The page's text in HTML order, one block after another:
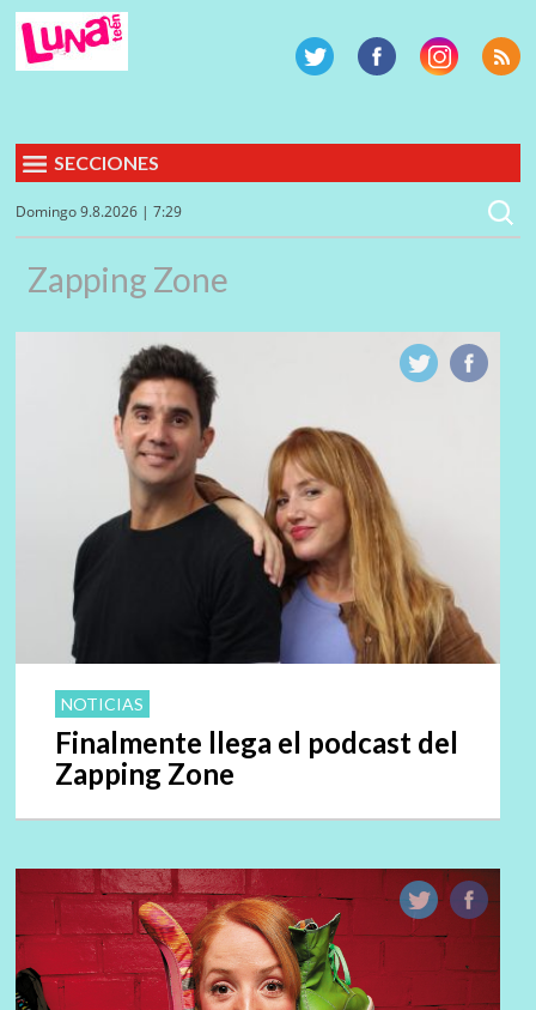
SECCIONES
Domingo 9.8.2026 | 7:29
Zapping Zone
NOTICIAS
Finalmente llega el podcast del
Zapping Zone